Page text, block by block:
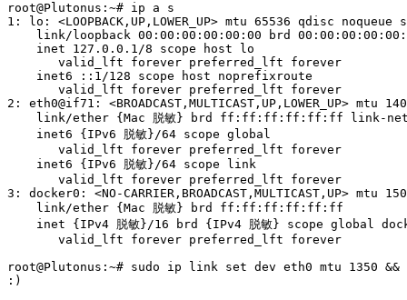
root@Plutonus:~# ip a s
1: lo: <LOOPBACK,UP,LOWER_UP> mtu 65536 qdisc
link/loopback 00:00:00:00:00:00 brd
    inet 127.0.0.1/8 scope host lo
       valid_lft forever preferred_lft forever
    inet6 ::1/128 scope host noprefixroute
       valid_lft forever preferred_lft forever
2: eth0@if71: <BROADCAST,MULTICAST,UP,LOWER_UP>
link/ether {Mac 脱敏} brd ff:ff:ff:ff:ff:ff link-
    inet6 {IPv6 脱敏}/64 scope global
       valid_lft forever preferred_lft forever
    inet6 {IPv6 脱敏}/64 scope link
       valid_lft forever preferred_lft forever
3: docker0: <NO-CARRIER,BROADCAST,MULTICAST,UP>
    link/ether {Mac 脱敏} brd ff:ff:ff:ff:ff:ff
inet {IPv4 脱敏}/16 brd {IPv4 脱敏} scope global
       valid_lft forever preferred_lft forever
root@Plutonus:~# sudo ip link set dev eth0 mtu 1350
:)